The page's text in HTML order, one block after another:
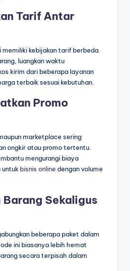
Tarif Antar
kebijakan tarif berbeda.
luangkan waktu
kirim dari beberapa layanan
terbaik sesuai kebutuhan.
Promo
marketplace sering
ongkir atau promo tertentu.
mengurangi biaya
untuk bisnis online dengan volume
Sekaligus
beberapa paket dalam
ini biasanya lebih hemat
secara terpisah dalam